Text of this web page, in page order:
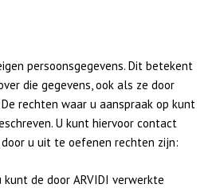
persoonsgegevens. Dit betekent
die gegevens, ook als ze door
rechten waar u aanspraak op kunt
U kunt hiervoor contact
door u uit te oefenen rechten zijn:
kunt de door ARVIDI verwerkte